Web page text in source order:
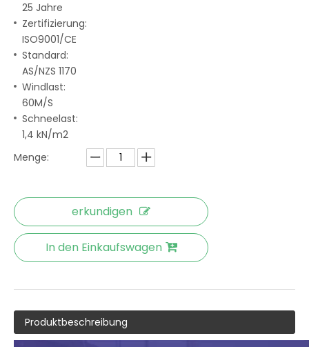
25 Jahre
Zertifizierung:
ISO9001/CE
Standard:
AS/NZS 1170
Windlast:
60M/S
Schneelast:
1,4 kN/m2
Menge:
erkundigen
In den Einkaufswagen
Produktbeschreibung